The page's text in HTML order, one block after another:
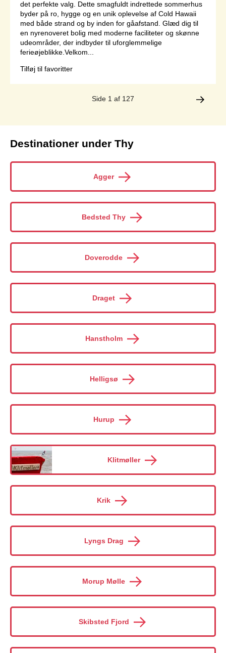
det perfekte valg. Dette smagfuldt indrettede sommerhus
byder på ro, hygge og en unik oplevelse af Cold Hawaii
med både strand og by inden for gåafstand. Glæd dig til
en nyrenoveret bolig med moderne faciliteter og skønne
udeområder, der indbyder til uforglemmelige
ferieøjeblikke.Velkom...
Tilføj til favoritter
Side 1 af 127
Destinationer under Thy
Agger
Bedsted Thy
Doverodde
Draget
Hanstholm
Helligsø
Hurup
Klitmøller
Krik
Lyngs Drag
Morup Mølle
Skibsted Fjord